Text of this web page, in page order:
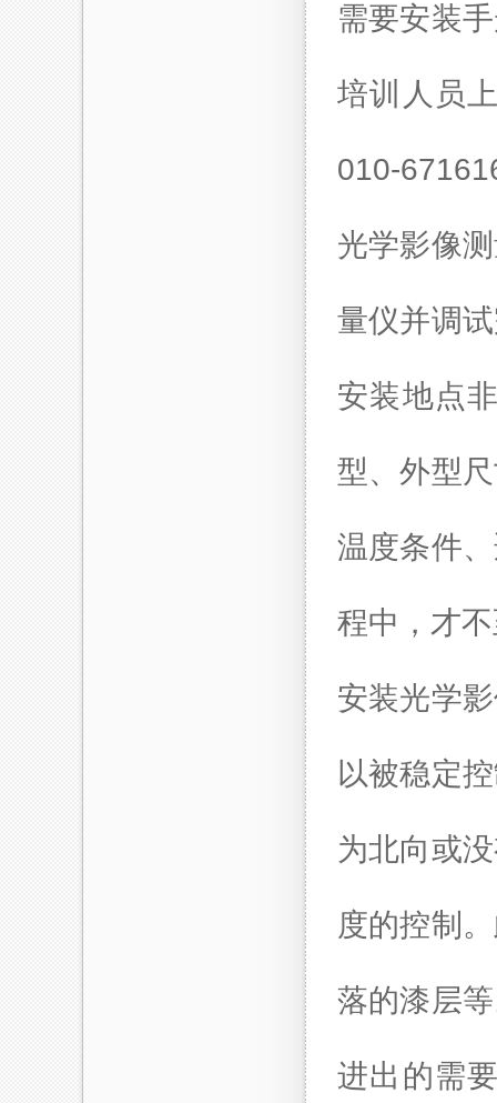
需要安装
培训人员
010-
光学影像
量仪并调
安装地点
型、外型
温度条件
程中，才
安装光学
以被稳定
为北向或
度的控制
落的漆层
进出的需